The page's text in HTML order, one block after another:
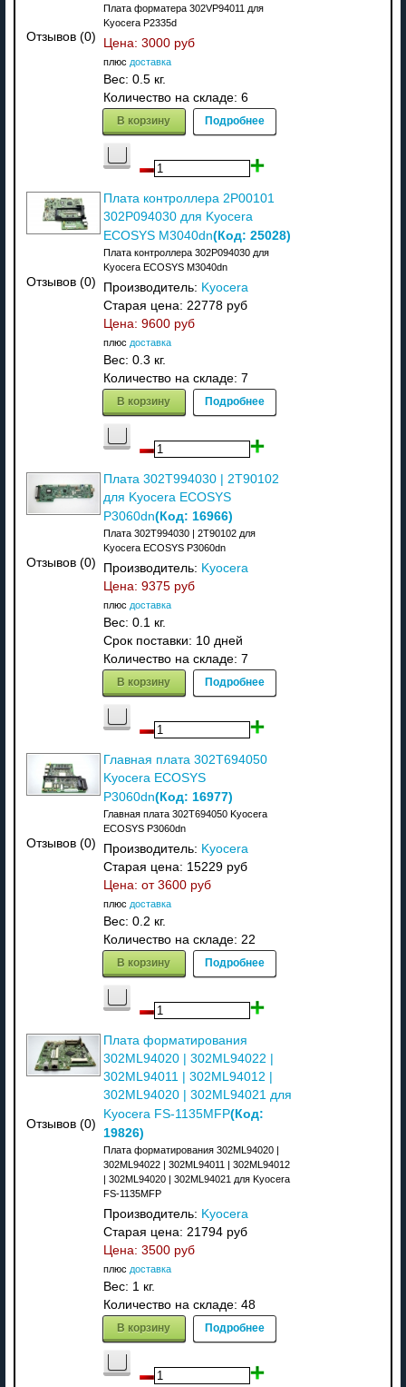
Отзывов (0)
Плата форматера 302VP94011 для
Kyocera P2335d
Цена: 3000 руб
плюс доставка
Вес: 0.5 кг.
Количество на складе: 6
В корзину Подробнее
Отзывов (0)
Плата контроллера 2P00101
302P094030 для Kyocera
ECOSYS M3040dn(Код: 25028)
Плата контроллера 302P094030 для
Kyocera ECOSYS M3040dn
Производитель: Kyocera
Старая цена: 22778 руб
Цена: 9600 руб
плюс доставка
Вес: 0.3 кг.
Количество на складе: 7
В корзину Подробнее
Отзывов (0)
Плата 302T994030 | 2T90102
для Kyocera ECOSYS
P3060dn(Код: 16966)
Плата 302T994030 | 2T90102 для
Kyocera ECOSYS P3060dn
Производитель: Kyocera
Цена: 9375 руб
плюс доставка
Вес: 0.1 кг.
Срок поставки: 10 дней
Количество на складе: 7
В корзину Подробнее
Отзывов (0)
Главная плата 302T694050
Kyocera ECOSYS
P3060dn(Код: 16977)
Главная плата 302T694050 Kyocera
ECOSYS P3060dn
Производитель: Kyocera
Старая цена: 15229 руб
Цена: от 3600 руб
плюс доставка
Вес: 0.2 кг.
Количество на складе: 22
В корзину Подробнее
Отзывов (0)
Плата форматирования
302ML94020 | 302ML94022 |
302ML94011 | 302ML94012 |
302ML94020 | 302ML94021 для
Kyocera FS-1135MFP(Код:
19826)
Плата форматирования 302ML94020 |
302ML94022 | 302ML94011 | 302ML94012
| 302ML94020 | 302ML94021 для Kyocera
FS-1135MFP
Производитель: Kyocera
Старая цена: 21794 руб
Цена: 3500 руб
плюс доставка
Вес: 1 кг.
Количество на складе: 48
В корзину Подробнее